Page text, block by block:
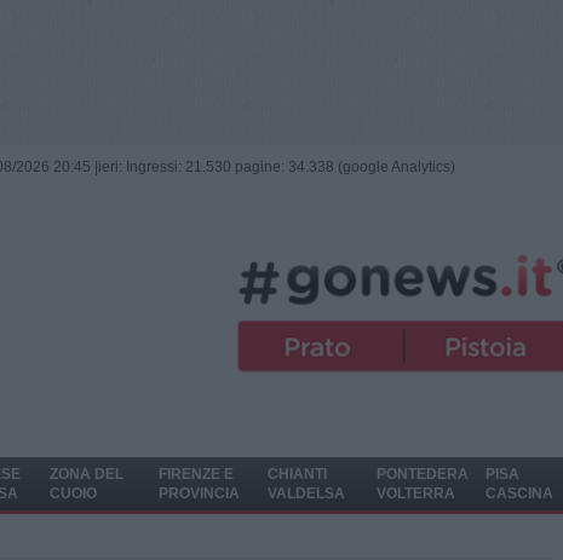
2026 20:45 | ieri: Ingressi: 21.530 pagine: 34.338 (google Analytics)
ZONA DEL
CUOIO
FIRENZE E
PROVINCIA
CHIANTI
VALDELSA
PONTEDERA
VOLTERRA
PISA
CASCINA